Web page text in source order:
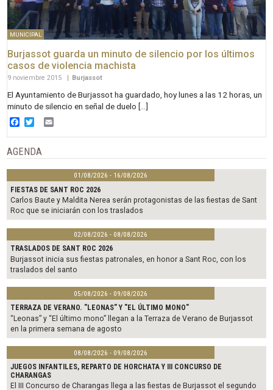
MUNICIPAL
Burjassot guarda un minuto de silencio por los últimos
casos de violencia machista
9 noviembre 2015 Burjassot
El Ayuntamiento de Burjassot ha guardado, hoy lunes a las 12 horas, un
minuto de silencio en señal de duelo […]
Facebook
Twitter
AGENDA
01/08/2026 - 16/08/2026
FIESTAS DE SANT ROC 2026
Carlos Baute y Maldita Nerea serán protagonistas de las fiestas de Sant
Roc que se iniciarán con los traslados
02/08/2026 - 08/08/2026
TRASLADOS DE SANT ROC 2026
Burjassot inicia sus fiestas patronales, en honor a Sant Roc, con los
traslados del santo
05/08/2026 - 09/08/2026
TERRAZA DE VERANO. "LEONAS" Y "EL ÚLTIMO MONO"
“Leonas” y “El último mono” llegan a la Terraza de Verano de Burjassot
en la primera semana de agosto
08/08/2026 - 09/08/2026
JUEGOS INFANTILES, REPARTO DE HORCHATA Y III CONCURSO DE
CHARANGAS
El III Concurso de Charangas llega a las fiestas de Burjassot el segundo